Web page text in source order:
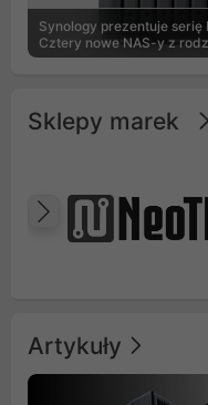
Synology prezentuje serię
Cztery nowe NAS-y z
Sklepy marek
Poprzedni
Artykuły